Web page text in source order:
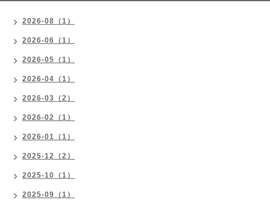
2026-08（1）
2026-06（1）
2026-05（1）
2026-04（1）
2026-03（2）
2026-02（1）
2026-01（1）
2025-12（2）
2025-10（1）
2025-09（1）